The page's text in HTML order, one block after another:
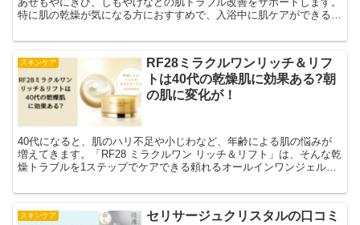
特に肌の乾燥が気になる方におすすめで、入浴中に肌ケアができる画
スキンケア
RF28ミラクルワンリッチ＆リフ
トは40代の乾燥肌に効果ある?朝
の肌に変化が！
40代になると、肌のハリ不足や小じわなど、年齢による肌の悩みが
増えてきます。「RF28 ミラクルワン リッチ＆リフト」は、そんな乾
燥トラブルを1ステップでケアできる頼れるオールインワンジェルで
スキンケア
セリサージュクリスタルの口コミ